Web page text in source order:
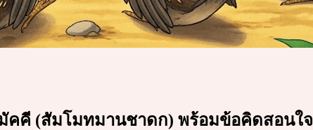
คคี (สัมโมทมานชาดก) พร้อมข้อคิดสอนใจ